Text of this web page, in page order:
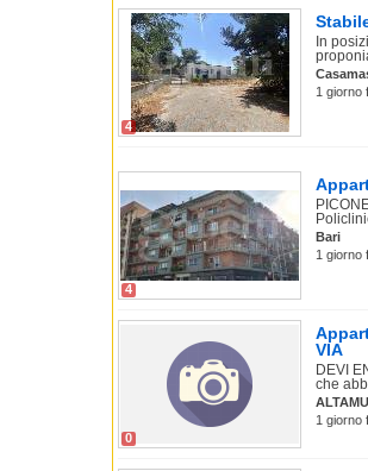
4
In
1 giorno
4
Bari
1 giorno
0
VIA
DEVI
che
1 giorno